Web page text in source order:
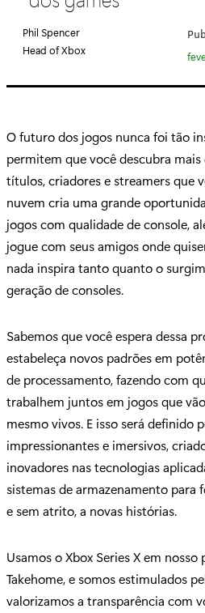
g
o
i
:
Phil Spencer
Head of Xbox
O futuro dos jogos nunca foi tão
permitem que você descubra
títulos, criadores e streamers que
nuvem cria uma grande
jogos com qualidade de console,
jogue com seus amigos onde
nada inspira tanto quanto o
geração de consoles.
Sabemos que você espera dessa
estabeleça novos padrões em
de processamento, fazendo com
trabalhem juntos em jogos que
mesmo vivos. E isso será definido
impressionantes e imersivos,
inovadores nas tecnologias
sistemas de armazenamento para
e sem atrito, a novas histórias.
Usamos o Xbox Series X em
Takehome, e somos estimulados
valorizamos a transparência com